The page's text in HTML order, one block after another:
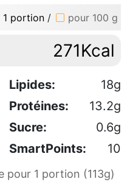
1 portion / pour 100 g
271Kcal
Lipides:
18g
Protéines:
13.2g
Sucre:
0.6g
SmartPoints: 10
1 portion (113g)